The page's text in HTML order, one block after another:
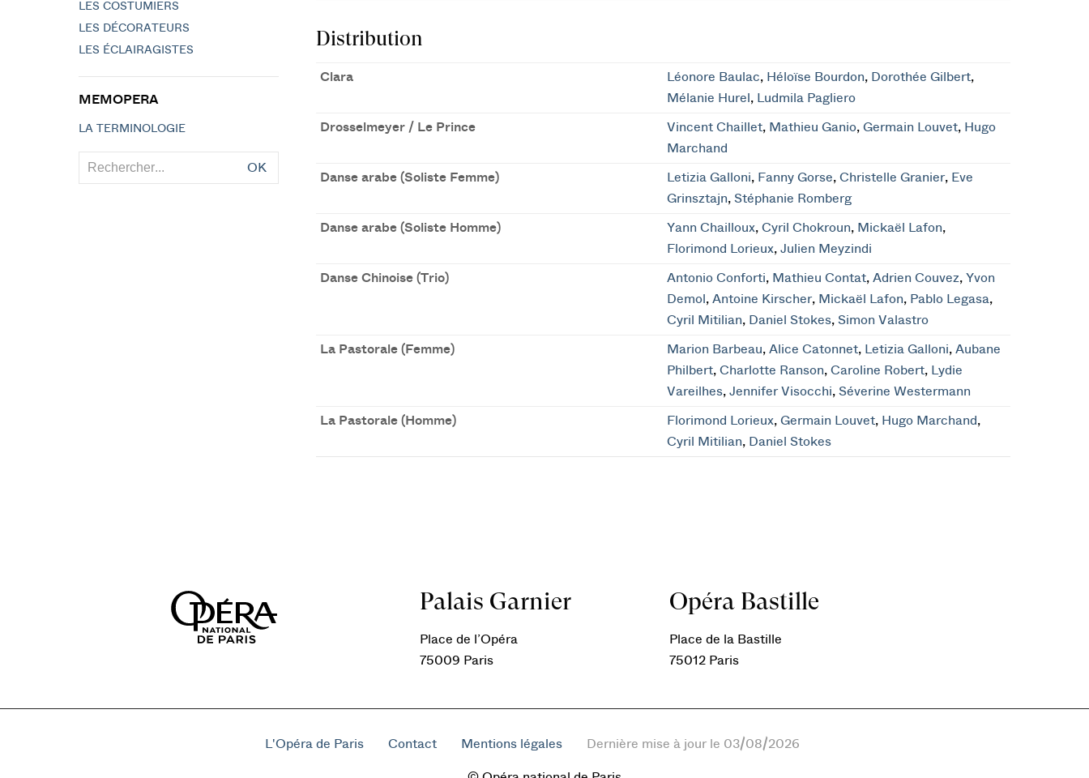
Distribution
Clara Léonore Baulac, Héloïse Bourdon, Dorothée Gilbert,
Mélanie Hurel , Ludmila Pagliero
Drosselmeyer / Le Prince Vincent Chaillet, Mathieu Ganio,Germain Louvet, Hugo
Marchand
Danse arabe (Soliste Femme) Letizia Galloni, Fanny Gorse,Christelle Granier, Eve
Grinsztajn,Stéphanie Romberg
Danse arabe (Soliste Homme) Yann Chailloux,Cyril Chokroun, Mickaël Lafon,
Florimond Lorieux,Julien Meyzindi
Danse Chinoise (Trio) Antonio Conforti, Mathieu Contat,Adrien Couvez,Yvon
Demol ,Antoine Kirscher, Mickaël Lafon, Pablo Legasa,
Cyril Mitilian, Daniel Stokes,Simon Valastro
La Pastorale (Femme) Marion Barbeau,Alice Catonnet, Letizia Galloni,Aubane
Philbert,Charlotte Ranson,Caroline Robert,
Lydie
Vareilhes,Jennifer Visocchi,Séverine Westermann
La Pastorale (Homme) Florimond Lorieux,Germain Louvet, Hugo Marchand,
Cyril Mitilian, Daniel Stokes
LES COSTUMIERS
LES DÉCORATEURS
LES ÉCLAIRAGISTES
MEMOPERA
LA TERMINOLOGIE
OK
Palais Garnier
Place de l’Opéra
75009 Paris
Opéra Bastille
Place de la Bastille
75012 Paris
L'Opéra de Paris Contact Mentions légales Dernière mise à jour le 03/08/2026